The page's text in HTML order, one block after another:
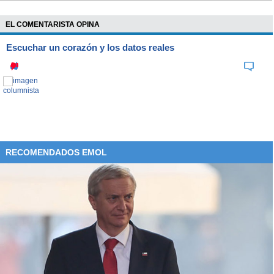
EL COMENTARISTA OPINA
Escuchar un corazón y los datos reales
RECOMENDADOS EMOL